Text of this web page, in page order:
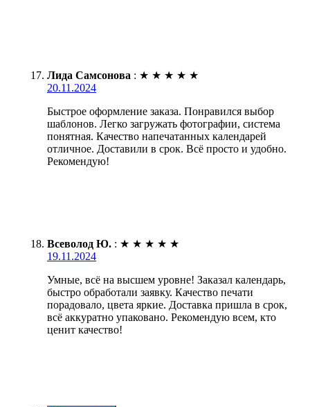
Лида Самсонова : ★ ★ ★ ★ ★
20.11.2024
Быстрое оформление заказа. Понравился выбор
шаблонов. Легко загружать фотографии, система
понятная. Качество напечатанных календарей
отличное. Доставили в срок. Всё просто и удобно.
Рекомендую!
Всеволод Ю. : ★ ★ ★ ★ ★
19.11.2024
Умные, всё на высшем уровне! Заказал календарь,
быстро обработали заявку. Качество печати
порадовало, цвета яркие. Доставка пришла в срок,
всё аккуратно упаковано. Рекомендую всем, кто
ценит качество!